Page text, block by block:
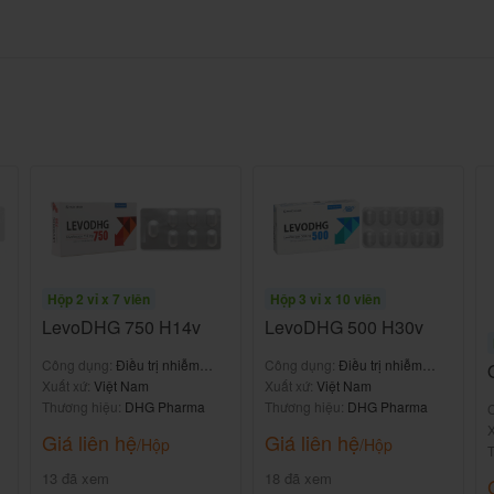
cho những bệnh nhân không có lựa chọn điều trị
250mg
kháng sinh khác, NIRDICIN nên được sử dụng
được xác nhận không còn nhiễm khuẩn.
với một lượng nước vừa đù. Thuốc có thể bẻ theo
trong bữa ăn hoặc giữa hai bữa án.
khi dùng các chế phẩm chứa sắt, antaid và
Hộp 2 vỉ x 7 viên
LevoDHG 750 H14v
Công dụng: Điều trị nhiễm
khuẩn
Xuất xứ: Việt Nam
Thương hiệu: DHG Pharma
Giá liên hệ/Hộp
13 đã xem
Hộp 3 vỉ x 10 viên
LevoDHG 500 H30v
Công dụng: Điều trị nhiễm
khuẩn
Xuất xứ: Việt Nam
Thương hiệu: DHG Pharma
Giá liên hệ/Hộp
18 đã xem